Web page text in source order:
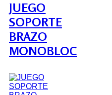
JUEGO
SOPORTE
BRAZO
MONOBLOC